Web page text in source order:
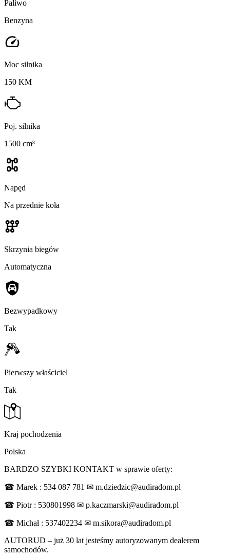
Paliwo
Benzyna
Moc silnika
150 KM
Poj. silnika
1500 cm³
Napęd
Na przednie koła
Skrzynia biegów
Automatyczna
Bezwypadkowy
Tak
Pierwszy właściciel
Tak
Kraj pochodzenia
Polska
BARDZO SZYBKI KONTAKT w sprawie oferty:
☎ Marek : 534 087 781 ✉ m.dziedzic@audiradom.pl
☎ Piotr : 530801998 ✉ p.kaczmarski@audiradom.pl
☎ Michał : 537402234 ✉ m.sikora@audiradom.pl
AUTORUD – już 30 lat jesteśmy autoryzowanym dealerem
samochodów.